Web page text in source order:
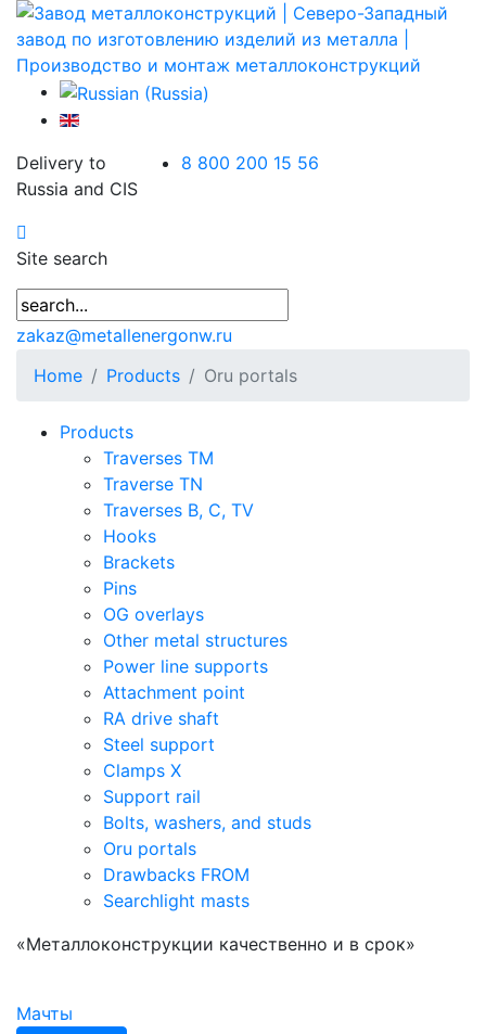
Delivery to
Russia and CIS
8 800 200 15 56
Site search
zakaz@metallenergonw.ru
Home
Products Oru portals
Products
Traverses TM
Traverse TN
Traverses B, C, TV
Hooks
Brackets
Pins
OG overlays
Other metal structures
Power line supports
Attachment point
RA drive shaft
Steel support
Clamps X
Support rail
Bolts, washers, and studs
Oru portals
Drawbacks FROM
Searchlight masts
«Металлоконструкции качественно и в срок»
Мачты